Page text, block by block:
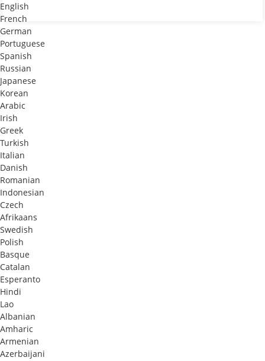
English
French
German
Portuguese
Spanish
Russian
Japanese
Korean
Arabic
Irish
Greek
Turkish
Italian
Danish
Romanian
Indonesian
Czech
Afrikaans
Swedish
Polish
Basque
Catalan
Esperanto
Hindi
Lao
Albanian
Amharic
Armenian
Azerbaijani